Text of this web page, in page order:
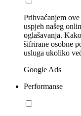
Prihvaćanjem
uspjeh našeg
oglašavanja.
šifrirane osobne
usluga ukoliko
Google Ads
Performanse